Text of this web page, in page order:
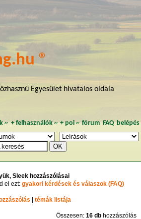
®
Egyesület hivatalos oldala
~ + felhasználók~ + poi~ fórum FAQ belépés
Sleek hozzászólásai
el ezt: gyakori kérdések és válaszok (FAQ)
témák listája
Összesen:16 db hozzászólás